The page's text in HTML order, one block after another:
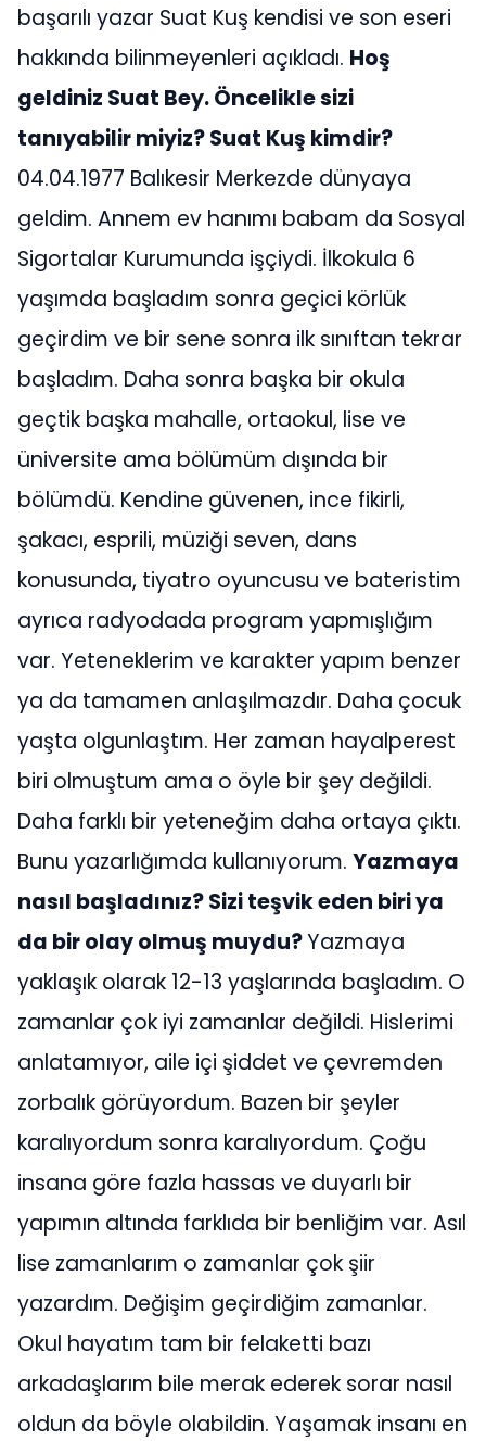
başarılı yazar Suat Kuş kendisi ve son eseri
hakkında bilinmeyenleri açıkladı. Hoş
geldiniz Suat Bey. Öncelikle sizi
tanıyabilir miyiz? Suat Kuş kimdir?
04.04.1977 Balıkesir Merkezde dünyaya
geldim. Annem ev hanımı babam da Sosyal
Sigortalar Kurumunda işçiydi. İlkokula 6
yaşımda başladım sonra geçici körlük
geçirdim ve bir sene sonra ilk sınıftan tekrar
başladım. Daha sonra başka bir okula
geçtik başka mahalle, ortaokul, lise ve
üniversite ama bölümüm dışında bir
bölümdü. Kendine güvenen, ince fikirli,
şakacı, esprili, müziği seven, dans
konusunda, tiyatro oyuncusu ve bateristim
ayrıca radyodada program yapmışlığım
var. Yeteneklerim ve karakter yapım benzer
ya da tamamen anlaşılmazdır. Daha çocuk
yaşta olgunlaştım. Her zaman hayalperest
biri olmuştum ama o öyle bir şey değildi.
Daha farklı bir yeteneğim daha ortaya çıktı.
Bunu yazarlığımda kullanıyorum. Yazmaya
nasıl başladınız? Sizi teşvik eden biri ya
da bir olay olmuş muydu?Yazmaya
yaklaşık olarak 12-13 yaşlarında başladım. O
zamanlar çok iyi zamanlar değildi. Hislerimi
anlatamıyor, aile içi şiddet ve çevremden
zorbalık görüyordum. Bazen bir şeyler
karalıyordum sonra karalıyordum. Çoğu
insana göre fazla hassas ve duyarlı bir
yapımın altında farklıda bir benliğim var. Asıl
lise zamanlarım o zamanlar çok şiir
yazardım. Değişim geçirdiğim zamanlar.
Okul hayatım tam bir felaketti bazı
arkadaşlarım bile merak ederek sorar nasıl
oldun da böyle olabildin. Yaşamak insanı en